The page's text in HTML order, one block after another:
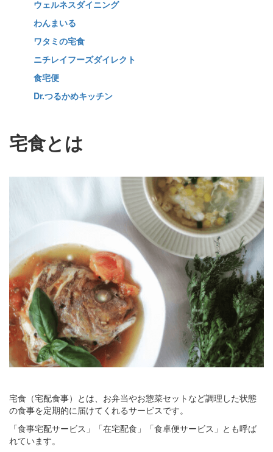
ウェルネスダイニング
わんまいる
ワタミの宅食
ニチレイフーズダイレクト
食宅便
Dr.つるかめキッチン
宅食とは
宅食（宅配食事）とは、お弁当やお惣菜セットなど調理した状態
の食事を定期的に届けてくれるサービスです。
「食事宅配サービス」「在宅配食」「食卓便サービス」とも呼ば
れています。